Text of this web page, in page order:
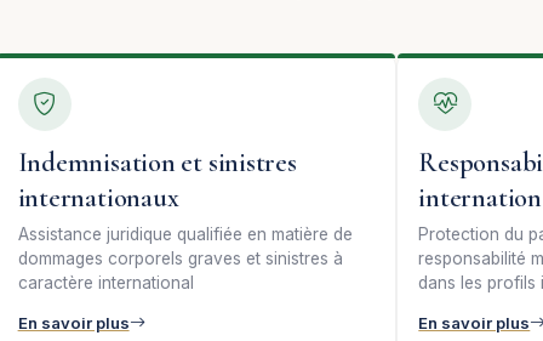
Indemnisation et sinistres
internationaux
Assistance juridique qualifiée en matière de
dommages corporels graves et sinistres à
caractère international
En savoir plus
Protection du
responsabilité
dans les profils
En savoir plus